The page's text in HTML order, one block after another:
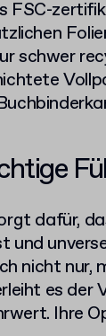
FSC-
schwer
dafür,
und
nicht nur,
es der
Ihre